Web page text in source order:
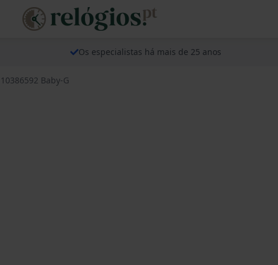
Os especialistas há mais de 25 anos
Baby-G